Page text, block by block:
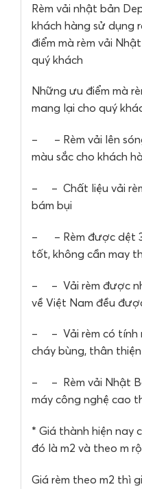
Rèm vải nhật bản
khách hàng sử dụng
điểm mà rèm vải
quý khách
Những ưu điểm mà
mang lại cho quý
– – Rèm vải lên
màu sắc cho khách
– – Chất liệu vải
bám bụi
– – Rèm được dệt
tốt, không cần may
– – Vải rèm được
về Việt Nam đều
– – Vải rèm có tính
cháy bùng, thân
– – Rèm vải Nhật
máy công nghệ cao
* Giá thành hiện nay
đó là m2 và theo m
Giá rèm theo m2 thì